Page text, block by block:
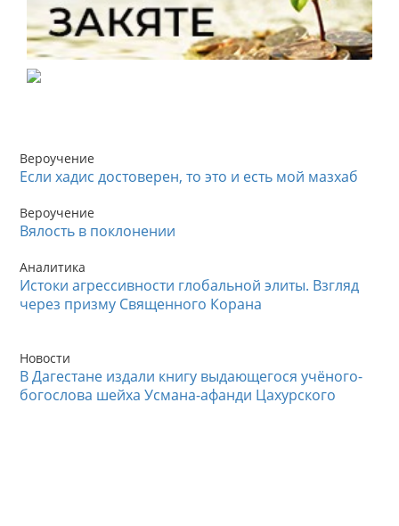
Вероучение
Если хадис достоверен, то это и есть мой мазхаб
Вероучение
Вялость в поклонении
Аналитика
Истоки агрессивности глобальной элиты. Взгляд
через призму Священного Корана
Новости
В Дагестане издали книгу выдающегося учёного-
богослова шейха Усмана-афанди Цахурского